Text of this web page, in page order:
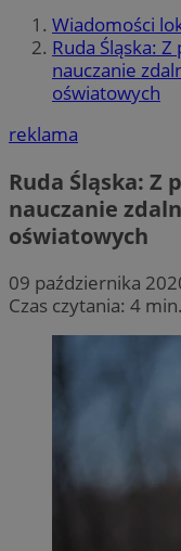
Wiadomości
Ruda Śląska:
nauczanie
oświatowych
reklama
Ruda Śląska: Z
nauczanie
oświatowych
09 października
Czas czytania: 4 min.